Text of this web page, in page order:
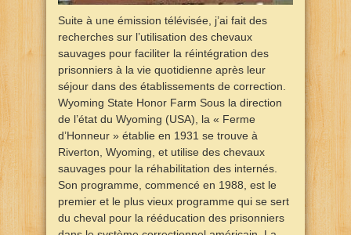
Suite à une émission télévisée, j’ai fait des
recherches sur l’utilisation des chevaux
sauvages pour faciliter la réintégration des
prisonniers à la vie quotidienne après leur
séjour dans des établissements de correction.
Wyoming State Honor Farm Sous la direction
de l’état du Wyoming (USA), la « Ferme
d’Honneur » établie en 1931 se trouve à
Riverton, Wyoming, et utilise des chevaux
sauvages pour la réhabilitation des internés.
Son programme, commencé en 1988, est le
premier et le plus vieux programme qui se sert
du cheval pour la rééducation des prisonniers